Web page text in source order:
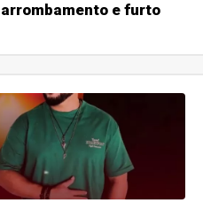
e furto